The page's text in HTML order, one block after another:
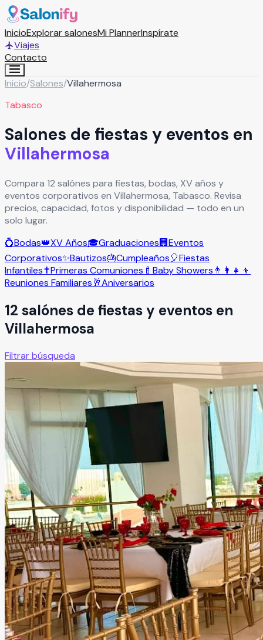
InicioExplorar salonesMi PlannerInspírate
Viajes
Contacto
Inicio/Salones/Villahermosa
Tabasco
Salones de fiestas y eventos en
Villahermosa
Compara 12 salónes para fiestas, bodas, XV años y
eventos corporativos en Villahermosa, Tabasco. Revisa
precios, capacidad, fotos y disponibilidad — todo en un
solo lugar.
💍Bodas👑XV Años🎓Graduaciones🏢Eventos
Corporativos✨Bautizos🎂Cumpleaños🎈Fiestas
Infantiles✝️Primeras Comuniones 🍼 Baby Showers 👨‍👩‍👧‍👦
Reuniones Familiares🥂Aniversarios
12 salónes de fiestas y eventos en
Villahermosa
Filtrar búsqueda